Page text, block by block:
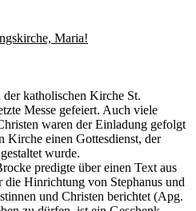
Maria!
katholischen Kirche St.
Messe gefeiert. Auch viele
waren der Einladung gefolgt
Kirche einen Gottesdienst, der
wurde.
predigte über einen Text aus
die Hinrichtung von Stephanus und
und Christen berichtet (Apg.